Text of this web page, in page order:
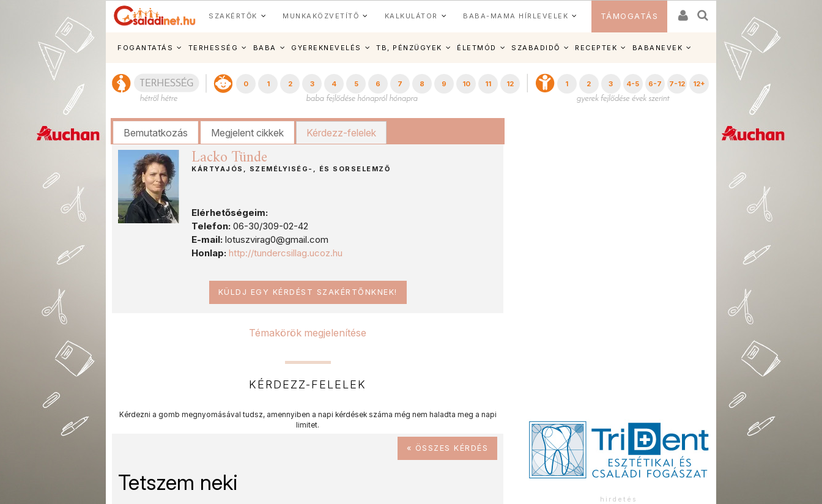
SZAKÉRTŐK MUNKAKÖZVETÍTŐ KALKULÁTOR BABA-MAMA HÍRLEVELEK TÁMOGATÁS
FOGANTATÁS TERHESSÉG BABA GYEREKNEVELÉS TB, PÉNZÜGYEK ÉLETMÓD SZABADIDŐ RECEPTEK BABANEVEK
0 1 2 3 4 5 6 7 8 9 10 11 12 1 2 3 4-5 6-7 7-12 12+
Bemutatkozás Megjelent cikkek Kérdezz-felelek
Lacko Tünde
KÁRTYAJÓS, SZEMÉLYISÉG-, ÉS SORSELEMZŐ
Elérhetőségeim:
Telefon: 06-30/309-02-42
E-mail: lotuszvirag0@gmail.com
Honlap: http://tundercsillag.ucoz.hu
KÜLDJ EGY KÉRDÉST SZAKÉRTŐNKNEK!
Témakörök megjelenítése
KÉRDEZZ-FELELEK
Kérdezni a gomb megnyomásával tudsz, amennyiben a napi kérdések száma még nem haladta meg a napi
limitet.
« ÖSSZES KÉRDÉS
Tetszem neki
hirdetés